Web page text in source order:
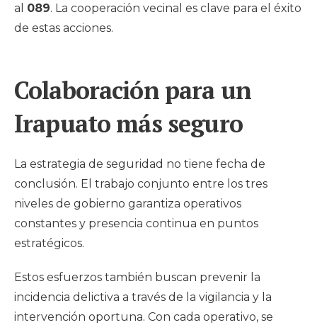
al 089. La cooperación vecinal es clave para el éxito
de estas acciones.
Colaboración para un
Irapuato más seguro
La estrategia de seguridad no tiene fecha de
conclusión. El trabajo conjunto entre los tres
niveles de gobierno garantiza operativos
constantes y presencia continua en puntos
estratégicos.
Estos esfuerzos también buscan prevenir la
incidencia delictiva a través de la vigilancia y la
intervención oportuna. Con cada operativo, se